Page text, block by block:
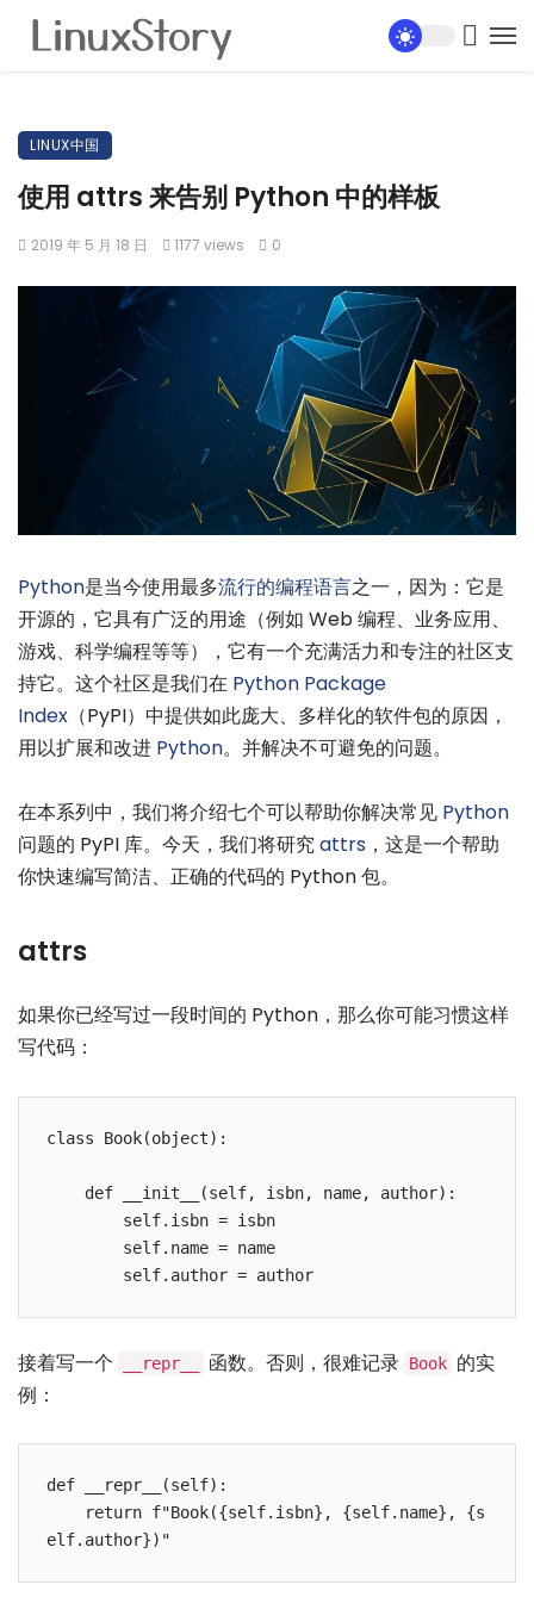
LINUX中国
使用 attrs 来告别 Python 中的样板
2019 年 5 月 18 日 1177 views 0
Python是当今使用最多流行的编程语言之一，因为：它是
开源的，它具有广泛的用途（例如 Web 编程、业务应用、
游戏、科学编程等等），它有一个充满活力和专注的社区支
持它。这个社区是我们在 Python Package
Index （PyPI）中提供如此庞大、多样化的软件包的原因，
用以扩展和改进 Python。并解决不可避免的问题。
在本系列中，我们将介绍七个可以帮助你解决常见 Python
问题的 PyPI 库。今天，我们将研究attrs ，这是一个帮助
你快速编写简洁、正确的代码的 Python 包。
attrs
如果你已经写过一段时间的 Python，那么你可能习惯这样
写代码：
class Book(object):
        self.author = author
接着写一个 __repr__ 函数。否则，很难记录 Book 的实
例：
def __repr__(self):
elf.author})"